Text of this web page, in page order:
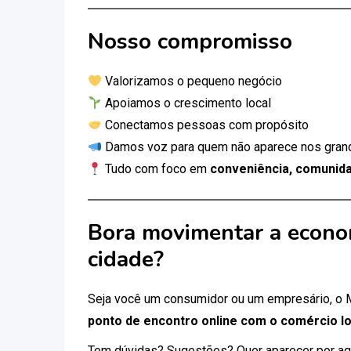
Nosso compromisso
Valorizamos o pequeno negócio
Apoiamos o crescimento local
Conectamos pessoas com propósito
Damos voz para quem não aparece nos
Tudo com foco em conveniência,
Bora movimentar a
cidade?
Seja você um consumidor ou um empresário, o
ponto de encontro online com o comércio